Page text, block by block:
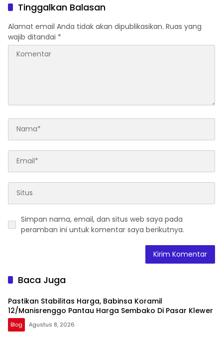
Tinggalkan Balasan
Alamat email Anda tidak akan dipublikasikan. Ruas yang
wajib ditandai *
Simpan nama, email, dan situs web saya pada
peramban ini untuk komentar saya berikutnya.
Baca Juga
Pastikan Stabilitas Harga, Babinsa Koramil
12/Manisrenggo Pantau Harga Sembako Di Pasar Klewer
Blog Agustus 8, 2026